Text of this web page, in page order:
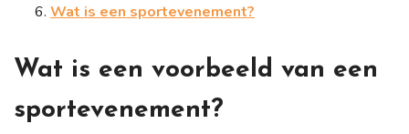
Wat is een sportevenement?
Wat is een voorbeeld van een
sportevenement?